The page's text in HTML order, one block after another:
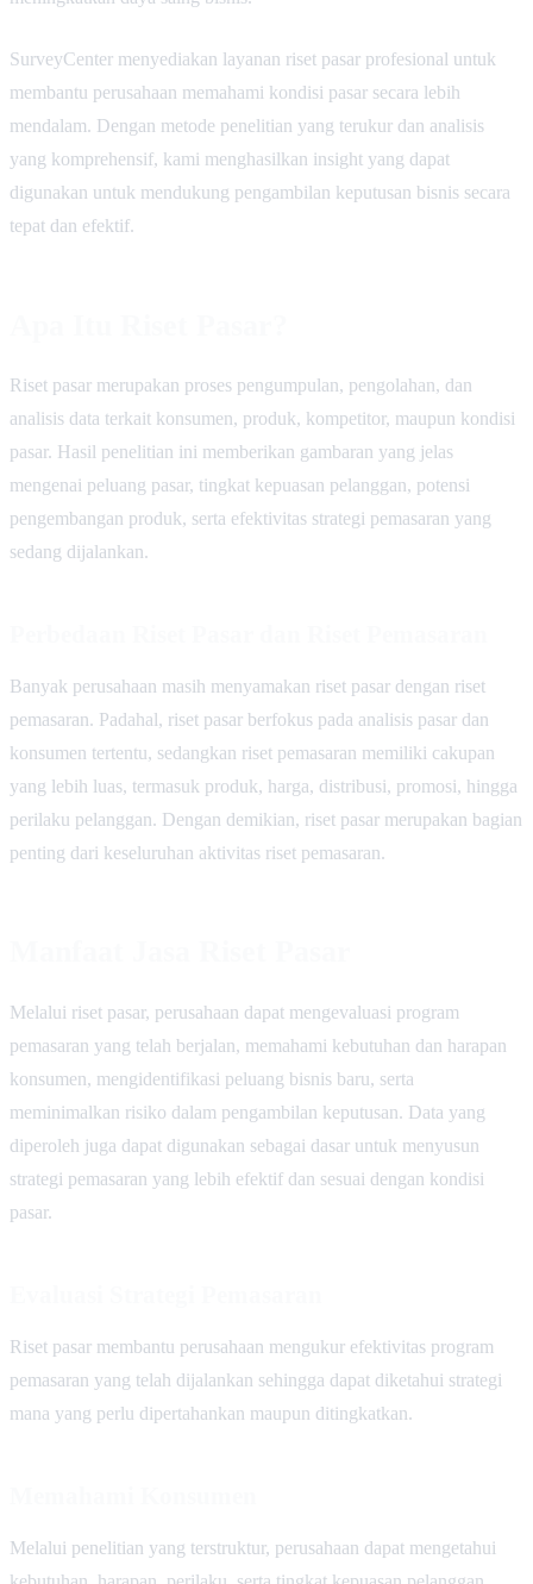
SurveyCenter menyediakan layanan riset pasar profesional untuk
membantu perusahaan memahami kondisi pasar secara lebih
mendalam. Dengan metode penelitian yang terukur dan analisis
yang komprehensif, kami menghasilkan insight yang dapat
digunakan untuk mendukung pengambilan keputusan bisnis secara
tepat dan efektif.
Riset pasar merupakan proses pengumpulan, pengolahan, dan
analisis data terkait konsumen, produk, kompetitor, maupun kondisi
pasar. Hasil penelitian ini memberikan gambaran yang jelas
mengenai peluang pasar, tingkat kepuasan pelanggan, potensi
pengembangan produk, serta efektivitas strategi pemasaran yang
sedang dijalankan.
Banyak perusahaan masih menyamakan riset pasar dengan riset
pemasaran. Padahal, riset pasar berfokus pada analisis pasar dan
konsumen tertentu, sedangkan riset pemasaran memiliki cakupan
yang lebih luas, termasuk produk, harga, distribusi, promosi, hingga
perilaku pelanggan. Dengan demikian, riset pasar merupakan bagian
penting dari keseluruhan aktivitas riset pemasaran.
Melalui riset pasar, perusahaan dapat mengevaluasi program
pemasaran yang telah berjalan, memahami kebutuhan dan harapan
konsumen, mengidentifikasi peluang bisnis baru, serta
meminimalkan risiko dalam pengambilan keputusan. Data yang
diperoleh juga dapat digunakan sebagai dasar untuk menyusun
strategi pemasaran yang lebih efektif dan sesuai dengan kondisi
pasar.
Riset pasar membantu perusahaan mengukur efektivitas program
pemasaran yang telah dijalankan sehingga dapat diketahui strategi
mana yang perlu dipertahankan maupun ditingkatkan.
Melalui penelitian yang terstruktur, perusahaan dapat mengetahui